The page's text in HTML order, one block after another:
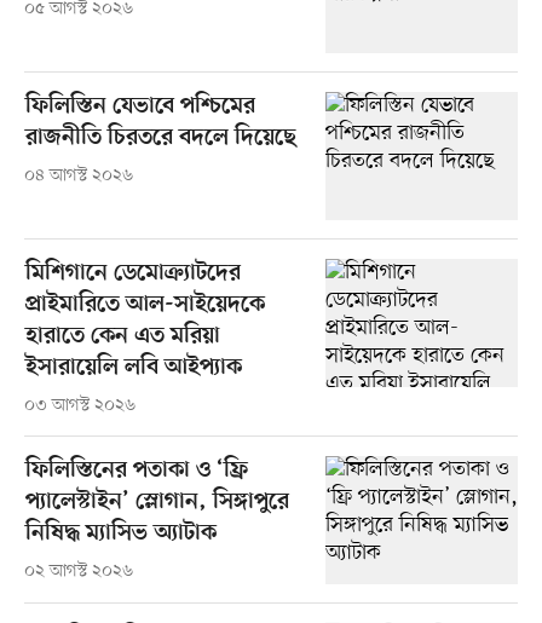
০৫ আগস্ট ২০২৬
ফিলিস্তিন যেভাবে পশ্চিমের
রাজনীতি চিরতরে বদলে দিয়েছে
০৪ আগস্ট ২০২৬
মিশিগানে ডেমোক্র্যাটদের
প্রাইমারিতে আল-সাইয়েদকে
হারাতে কেন এত মরিয়া
ইসারায়েলি লবি আইপ্যাক
০৩ আগস্ট ২০২৬
ফিলিস্তিনের পতাকা ও ‘ফ্রি
প্যালেস্টাইন’ স্লোগান, সিঙ্গাপুরে
নিষিদ্ধ ম্যাসিভ অ্যাটাক
০২ আগস্ট ২০২৬